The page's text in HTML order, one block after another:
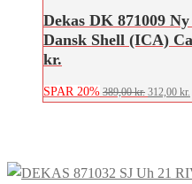
Dekas DK 871009
Dansk Shell (ICA)
kr.
SPAR 20% 389,00kr. Den
389,00 kr..
312,00 kr.